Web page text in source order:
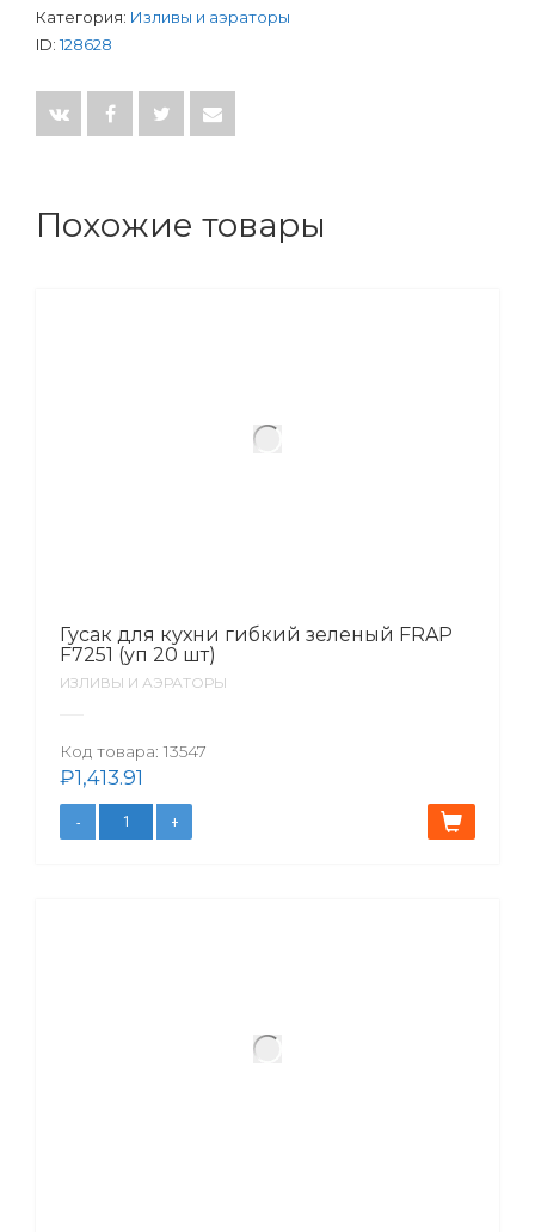
Категория: Изливы и аэраторы
ID: 128628
Похожие товары
Гусак для кухни гибкий зеленый FRAP
F7251 (уп 20 шт)
ИЗЛИВЫ И АЭРАТОРЫ
Код товара: 13547
₽1,413.91